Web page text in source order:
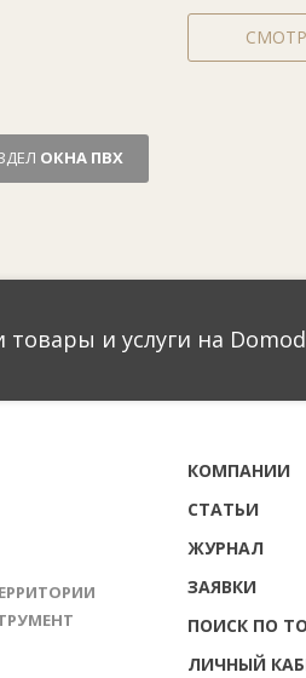
ОКНА ПВХ
и услуги на
КОМПАНИИ
СТАТЬИ
ЖУРНАЛ
ЗАЯВКИ
ПОИСК ПО
ЛИЧНЫЙ